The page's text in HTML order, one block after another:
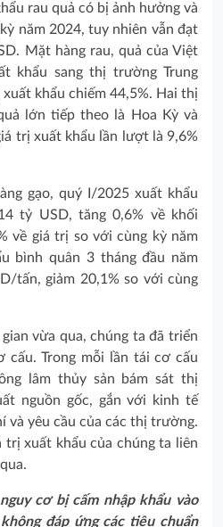
rau quả có bị ảnh hưởng và
năm 2024, tuy nhiên vẫn đạt
Mặt hàng rau, quả của Việt
khẩu sang thị trường Trung
khẩu chiếm 44,5%. Hai thị
lớn tiếp theo là Hoa Kỳ và
trị xuất khẩu lần lượt là 9,6%
gạo, quý I/2025 xuất khẩu
tỷ USD, tăng 0,6% về khối
về giá trị so với cùng kỳ năm
bình quân 3 tháng đầu năm
tấn, giảm 20,1% so với cùng
vừa qua, chúng ta đã triển
cấu. Trong mỗi lần tái cơ cấu
lâm thủy sản bám sát thị
nguồn gốc, gắn với kinh tế
và yêu cầu của các thị trường.
trị xuất khẩu của chúng ta liên
cơ bị cấm nhập khẩu vào
đáp ứng các tiêu chuẩn